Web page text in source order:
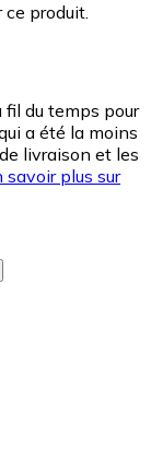
produit.
fil du temps pour
a été la moins
livraison et les
savoir plus sur